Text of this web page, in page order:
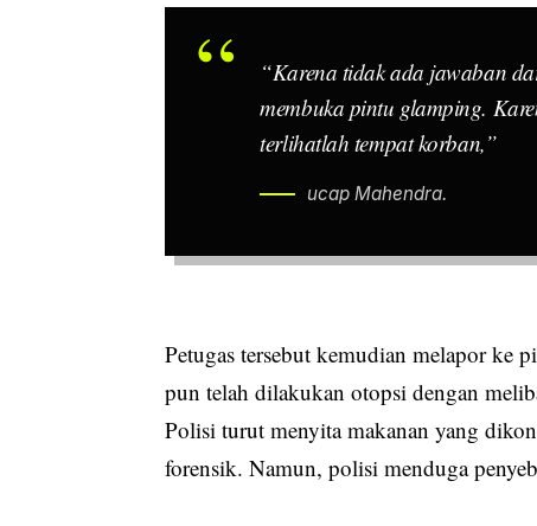
“Karena tidak ada jawaban
membuka pintu glamping.
terlihatlah tempat korban,”
ucap Mahendra.
Petugas tersebut kemudian melapor ke
pun telah dilakukan otopsi dengan
Polisi turut menyita makanan yang
forensik. Namun, polisi menduga